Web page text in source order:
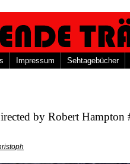
Impressum Sehtagebücher
by Robert